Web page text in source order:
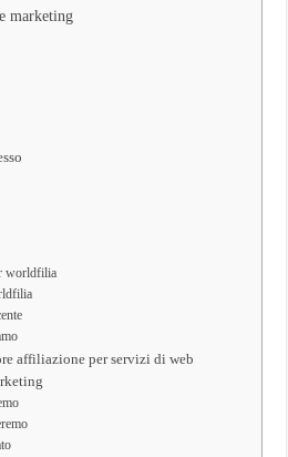
marketing
worldfilia
affiliazione per servizi di web